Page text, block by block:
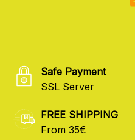
Safe Payment
SSL Server
FREE SHIPPING
From 35€